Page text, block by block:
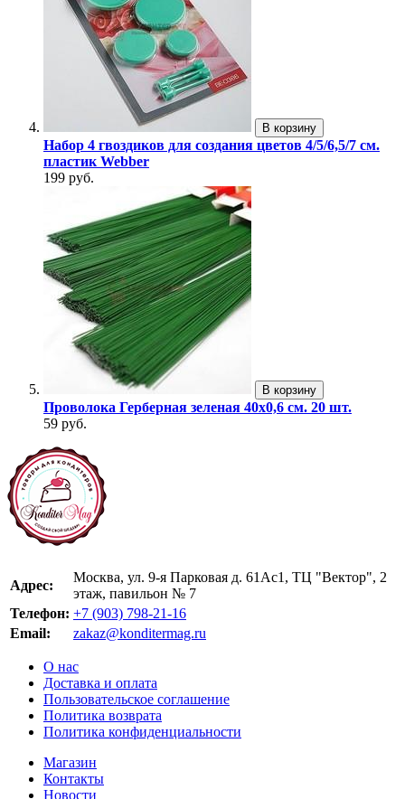
В корзину
Набор 4 гвоздиков для создания цветов 4/5/6,5/7 см.
пластик Webber
199 руб.
В корзину
Проволока Герберная зеленая 40х0,6 см. 20 шт.
59 руб.
Адрес:
Москва, ул. 9-я Парковая д. 61Ас1, ТЦ "Вектор", 2
этаж, павильон № 7
Телефон: +7 (903) 798-21-16
Email:
zakaz@konditermag.ru
О нас
Доставка и оплата
Пользовательское соглашение
Политика возврата
Политика конфиденциальности
Магазин
Контакты
Новости